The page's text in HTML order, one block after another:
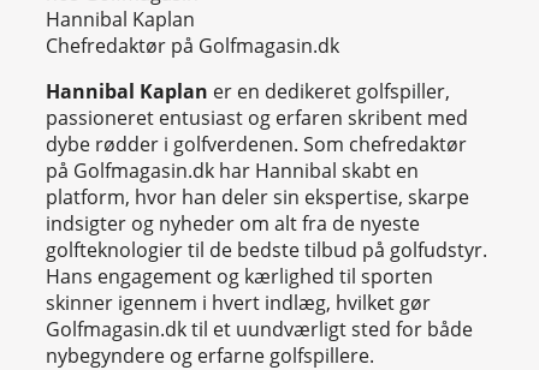
Hannibal Kaplan
Chefredaktør på Golfmagasin.dk
Hannibal Kaplan er en dedikeret golfspiller,
passioneret entusiast og erfaren skribent med
dybe rødder i golfverdenen. Som chefredaktør
på Golfmagasin.dk har Hannibal skabt en
platform, hvor han deler sin ekspertise, skarpe
indsigter og nyheder om alt fra de nyeste
golfteknologier til de bedste tilbud på golfudstyr.
Hans engagement og kærlighed til sporten
skinner igennem i hvert indlæg, hvilket gør
Golfmagasin.dk til et uundværligt sted for både
nybegyndere og erfarne golfspillere.